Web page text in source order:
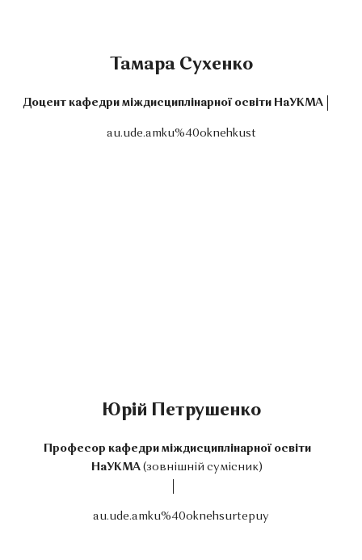
Тамара Сухенко
Доцент кафедри міждисциплінарної освіти НаУКМА
au.ude.amku%40oknehkust
Юрій Петрушенко
Професор кафедри міждисциплінарної освіти
НаУКМА (зовнішній сумісник)
au.ude.amku%40oknehsurtepuy